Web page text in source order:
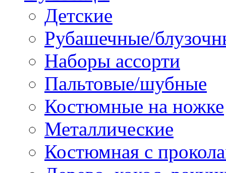
Детские
Рубашечные/
Наборы ассорти
Пальтовые/шубные
Костюмные на ножке
Металлические
Костюмная с